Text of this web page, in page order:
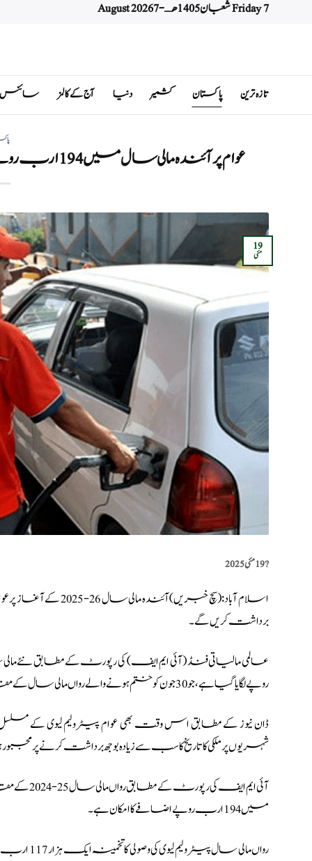
Friday 7 شعبان 1405 هـ - 7 August 2026
تازہ ترین پاکستان کشمیر دنیا آج کے کالمز سائنس
عوام پر آئندہ مالی سال میں 194 ارب روپے کی اضافی پیٹرولیم لیوی کا بوجھ ڈالنے کی تیاری
19
مئی
?️19 مئی 2025
اسلام آباد: (سچ خبریں
) آئندہ مالی سال
برداشت کریں گے۔
روپے لگایا گیا ہے، جو 30 جون کو ختم ہونے والے رواں مالی سال کے مقابلے میں 194 ارب روپے زیادہ ہے۔
ڈان نیوز کے مطابقاس وقت بھی عوام پیٹرولیم لیوی کے
شہریوں پر ملکی کا تاریخ کا سب سے زیادہ بوجھ برداشت کرنے پر
میں 194 ارب روپے اضافے کا امکان ہے۔
رواں مالی